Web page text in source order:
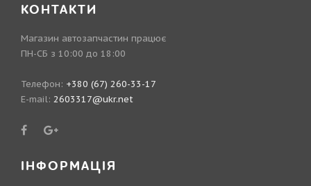
КОНТАКТИ
Магазин автозапчастин працює
ПН-СБ з 10:00 до 18:00
Телефон: +380 (67) 260-33-17
E-mail: 2603317@ukr.net
ІНФОРМАЦІЯ